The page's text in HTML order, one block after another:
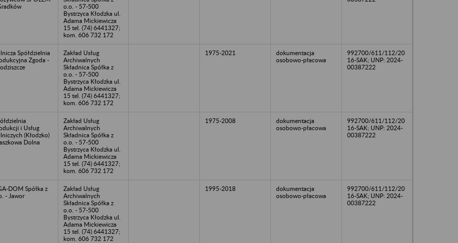
o.o. - 57-500
Bystrzyca Kłodzka ul.
Adama Mickiewicza
15 tel. (74) 6441327;
kom. 606 732 172
Spółdzielnia
Zgoda -
Zakład Usług
Archiwalnych
Składnica Spółka z
o.o. - 57-500
Bystrzyca Kłodzka ul.
Adama Mickiewicza
15 tel. (74) 6441327;
kom. 606 732 172
1975-2021
dokumentacja
osobowo-płacowa
992700/611/112/20
16-SAK; UNP: 2024-
00387222
i Usług
(Kłodzko)
Dolna
Zakład Usług
Archiwalnych
Składnica Spółka z
o.o. - 57-500
Bystrzyca Kłodzka ul.
Adama Mickiewicza
15 tel. (74) 6441327;
kom. 606 732 172
1975-2008
dokumentacja
osobowo-płacowa
992700/611/112/20
16-SAK; UNP: 2024-
00387222
DOM Spółka z
- Jawor
Zakład Usług
Archiwalnych
Składnica Spółka z
o.o. - 57-500
Bystrzyca Kłodzka ul.
Adama Mickiewicza
15 tel. (74) 6441327;
kom. 606 732 172
1995-2018
dokumentacja
osobowo-płacowa
992700/611/112/20
16-SAK; UNP: 2024-
00387222